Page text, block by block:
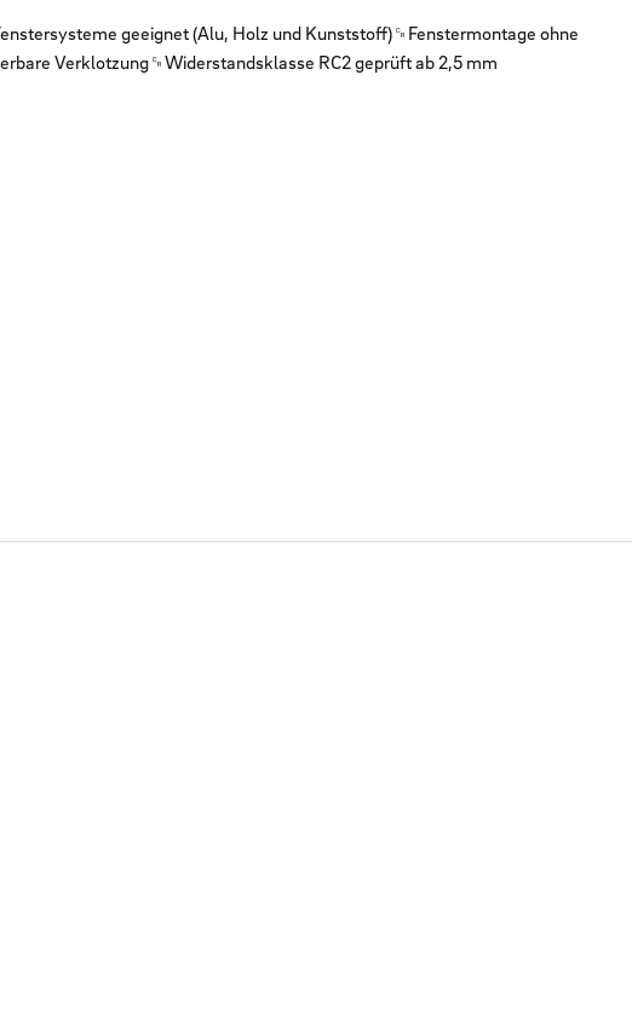
geeignet (Alu, Holz und Kunststoff)␍Fenstermontage ohne
Verklotzung␍Widerstandsklasse RC2 geprüft ab 2,5 mm